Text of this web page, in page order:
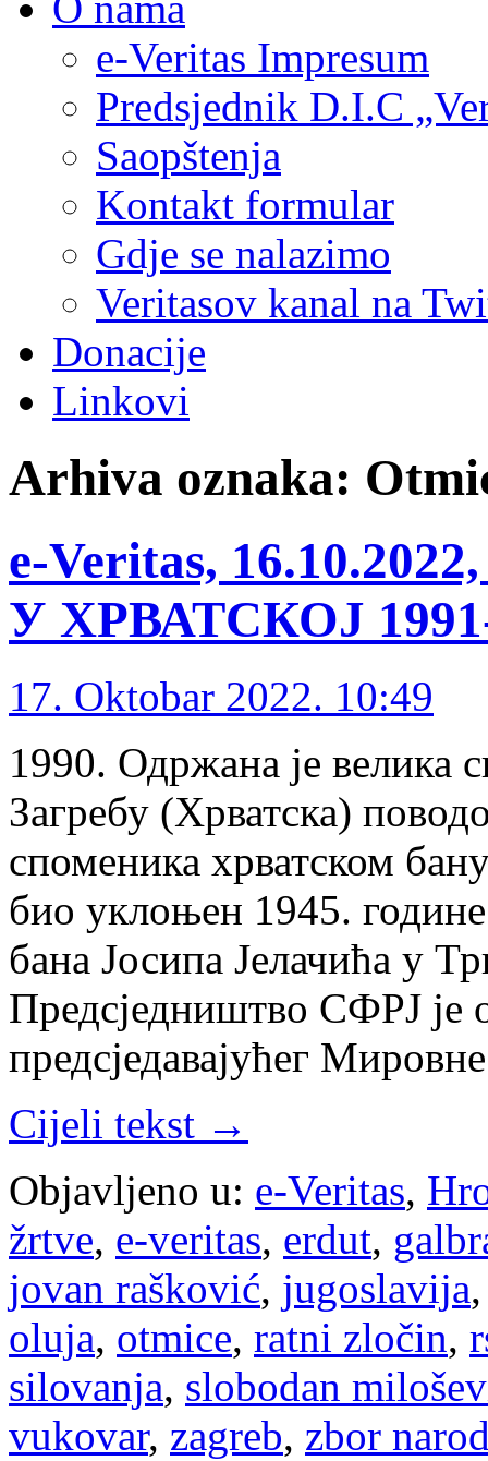
e-Veritas Impresum
Predsjednik D.I.C
Saopštenja
Kontakt formular
Gdje se nalazimo
Veritasov kanal na
Donacije
Linkovi
Arhiva oznaka:
e-Veritas,
У ХРВАТСКОЈ 1991-
17. Oktobar 2022. 10:49
1990. Одржана је велика
Загребу (Хрватска)
споменика хрватском
био уклоњен 1945.
бана Јосипа Јелачића у
Предсједништво СФРЈ је
предсједавајућег
Cijeli tekst →
Objavljeno u: e-Veritas,
žrtve, e-veritas, erdut,
jovan rašković, jugoslavija
oluja, otmice, ratni zločin,
silovanja, slobodan
vukovar, zagreb, zbor